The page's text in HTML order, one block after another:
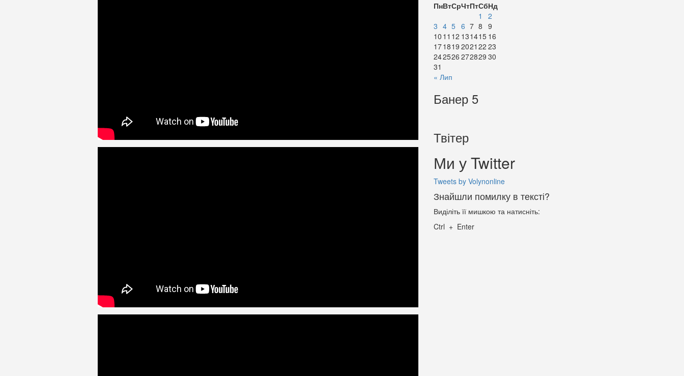
ПнВтСрЧтПтСбНд
1
2
3 4 5 6 7 8 9
10 11 12 131415 16
171819 2021 22 23
242526 272829 30
31
« Лип
Банер 5
Твітер
Ми у Twitter
Tweets by Volynonline
Знайшли помилку в тексті?
Виділіть її мишкою та натисніть:
Ctrl + Enter